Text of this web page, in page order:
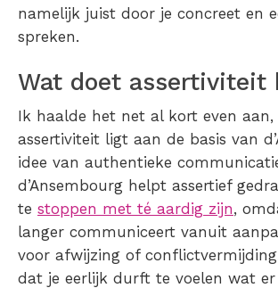
namelijk juist door je concreet en
spreken.
Wat doet assertiviteit
Ik haalde het net al kort even
assertiviteit ligt aan de basis van
idee van authentieke
d’Ansembourg helpt assertief
te stoppen met té aardig zijn,
langer communiceert vanuit
voor afwijzing of
dat je eerlijk durft te voelen wat er